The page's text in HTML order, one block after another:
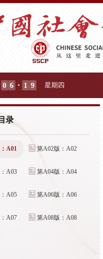
0 6 · 1 9 星期四
录
A01 第A02版：A02
A03 第A04版：A04
A05 第A06版：A06
A07 第A08版：A08